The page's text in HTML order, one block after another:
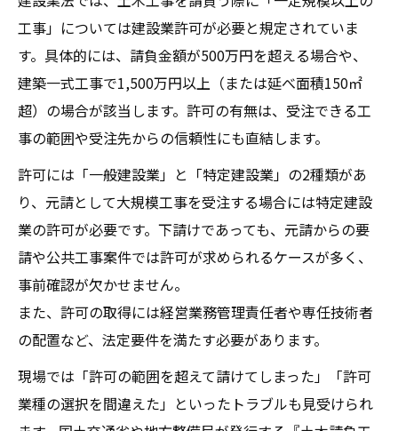
工事」については建設業許可が必要と規定されていま
す。具体的には、請負金額が500万円を超える場合や、
建築一式工事で1,500万円以上（または延べ面積150㎡
超）の場合が該当します。許可の有無は、受注できる工
事の範囲や受注先からの信頼性にも直結します。
許可には「一般建設業」と「特定建設業」の2種類があ
り、元請として大規模工事を受注する場合には特定建設
業の許可が必要です。下請けであっても、元請からの要
請や公共工事案件では許可が求められるケースが多く、
事前確認が欠かせません。
また、許可の取得には経営業務管理責任者や専任技術者
の配置など、法定要件を満たす必要があります。
現場では「許可の範囲を超えて請けてしまった」「許可
業種の選択を間違えた」といったトラブルも見受けられ